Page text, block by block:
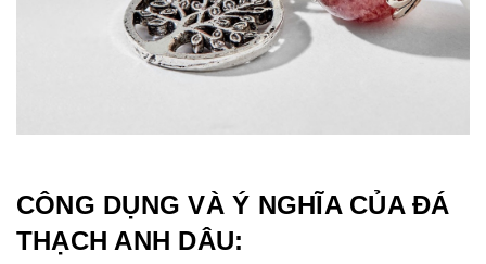
CÔNG DỤNG VÀ Ý NGHĨA CỦA ĐÁ
THẠCH ANH DÂU: